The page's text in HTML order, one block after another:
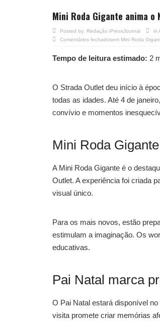
Mini Roda Gigante anima
Posted by: Redação iPressJournal in
Comentários fechadosem Mini Roda
Tempo de leitura estimado: 2
O Strada Outlet deu início à
todas as idades. Até 4 de
convívio e momentos
Mini Roda
A Mini Roda Gigante é o
Outlet. A experiência foi criada
visual único.
Para os mais novos, estão
estimulam a imaginação. Os
educativas.
Pai Natal marca
O Pai Natal estará disponível
visita promete criar memórias